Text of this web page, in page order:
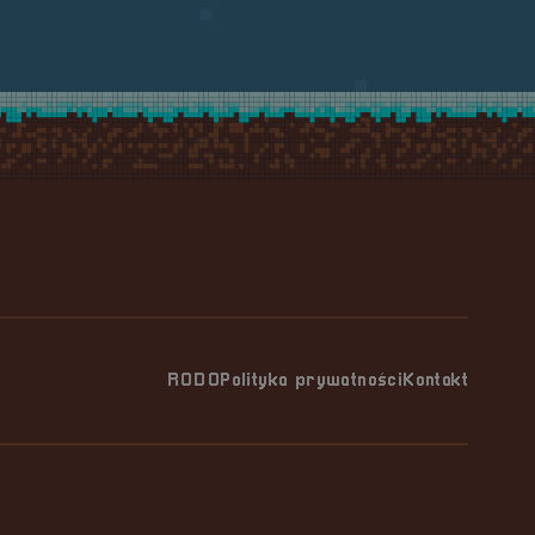
RODO Polityka prywatności Kontakt